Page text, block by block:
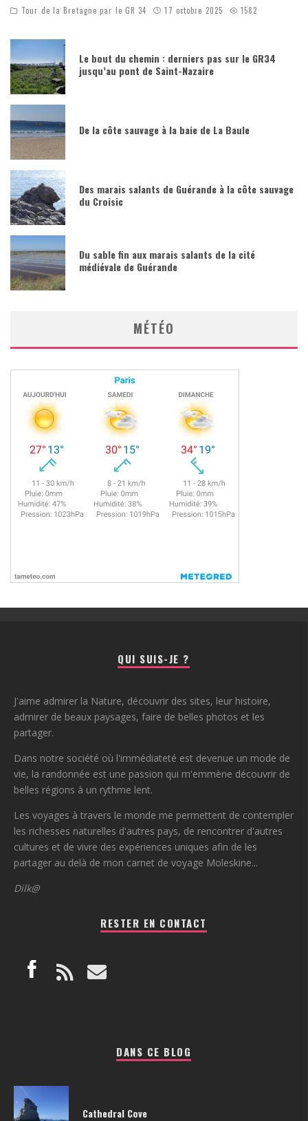
Tour de la Bretagne par le GR 34 17 octobre 2025 1582
Le bout du chemin : derniers pas sur le GR34
jusqu’au pont de Saint-Nazaire
De la côte sauvage à la baie de La Baule
Des marais salants de Guérande à la côte sauvage
du Croisic
Du sable fin aux marais salants de la cité
médiévale de Guérande
MÉTÉO
QUI SUIS-JE ?
J'aime admirer la Nature, découvrir des sites, leur histoire,
admirer de beaux paysages, faire de belles photos et les
partager.
Dans notre société où l'immédiateté est devenue un mode de
vie, la randonnée est une passion qui m'emmène découvrir de
belles régions à un rythme lent.
Les voyages à travers le monde me permettent de contempler
les richesses naturelles d'autres pays, de rencontrer d'autres
cultures et de vivre des expériences uniques afin de les
partager au delà de mon carnet de voyage Moleskine...
Dilk@
RESTER EN CONTACT
DANS CE BLOG
Cathedral Cove